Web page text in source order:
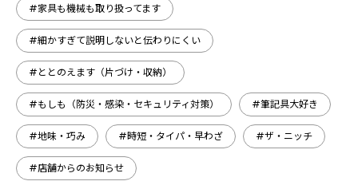
#家具も機械も取り扱ってます
#細かすぎて説明しないと伝わりにくい
#ととのえます（片づけ・収納）
#もしも（防災・感染・セキュリティ対策） #筆記具大好き
#地味・巧み #時短・タイパ・早わざ #ザ・ニッチ
#店舗からのお知らせ